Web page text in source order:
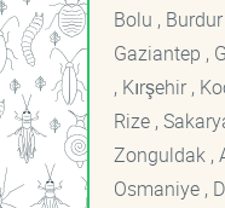
Bolu ,
Gaziantep ,
, Kırşehir ,
Rize ,
Zonguldak ,
Osmaniye ,